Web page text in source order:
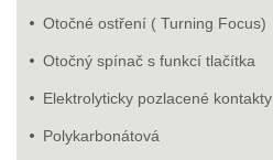
Otočné ostření ( Turning Focus)
Otočný spínač s funkcí tlačítka
Elektrolyticky pozlacené kontakty
Polykarbonátová